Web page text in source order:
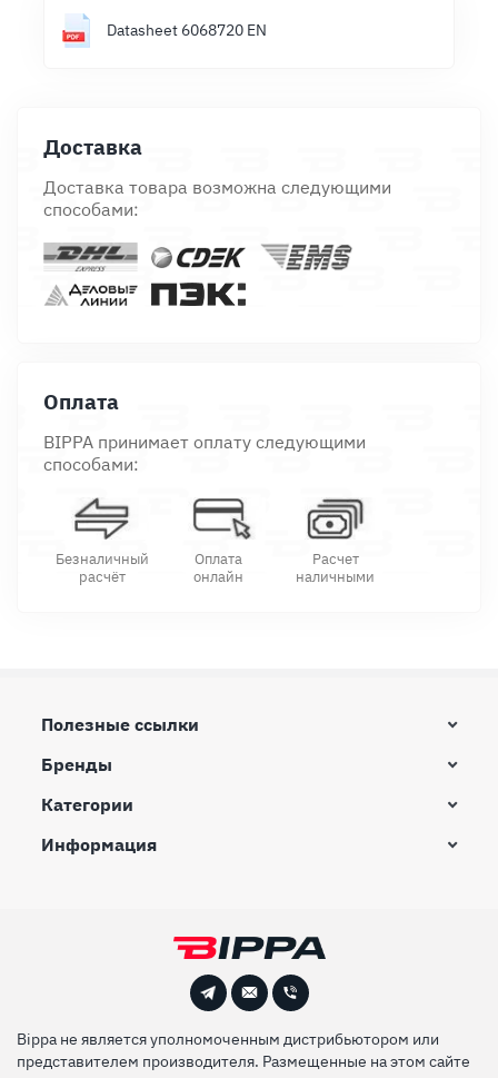
Datasheet 6068720 EN
Доставка
Доставка товара возможна следующими
способами:
Оплата
BIPPA принимает оплату следующими
способами:
Безналичный
расчёт
Оплата
онлайн
Расчет
наличными
Полезные ссылки
Бренды
Категории
Информация
Bippa не является уполномоченным дистрибьютором или
представителем производителя. Размещенные на этом сайте